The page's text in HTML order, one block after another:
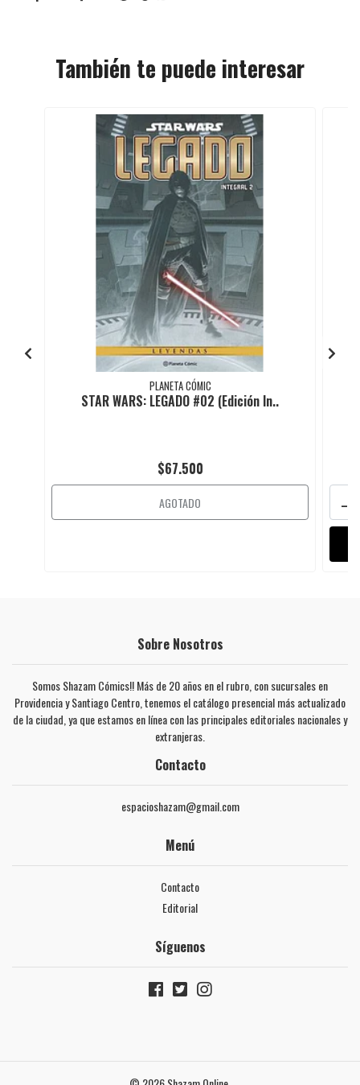
También te puede interesar
PLANETA CÓMIC
STAR WARS: LEGADO #02 (Edición In..
$67.500
AGOTADO -
Sobre Nosotros
Somos Shazam Cómics!! Más de 20 años en el rubro, con sucursales en
Providencia y Santiago Centro, tenemos el catálogo presencial más actualizado
de la ciudad, ya que estamos en línea con las principales editoriales nacionales y
extranjeras.
Contacto
espacioshazam@gmail.com
Menú
Contacto
Editorial
Síguenos